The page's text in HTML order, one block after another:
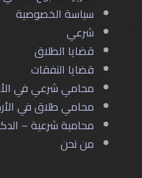
سياسة الخصوصية
شرعي
قضايا الطلاق
قضايا النفقات
محامي شرعي في
محامي طلاق في
محامية شرعية –
من نحن